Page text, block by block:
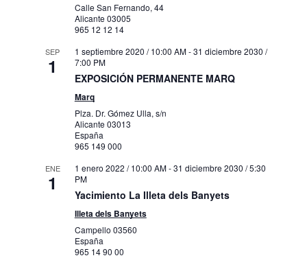
Calle San Fernando, 44
Alicante 03005
965 12 12 14
SEP
1
1 septiembre 2020 / 10:00 AM-31 diciembre 2030 /
7:00 PM
EXPOSICIÓN PERMANENTE MARQ
Marq
Plza. Dr. Gómez Ulla, s/n
Alicante 03013
España
965 149 000
ENE
1
1 enero 2022 / 10:00 AM-31 diciembre 2030 / 5:30
PM
Yacimiento La Illeta dels Banyets
Illeta dels Banyets
Campello 03560
España
965 14 90 00